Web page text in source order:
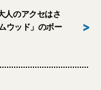
人のアクセはさ
ウッド」のボー
>